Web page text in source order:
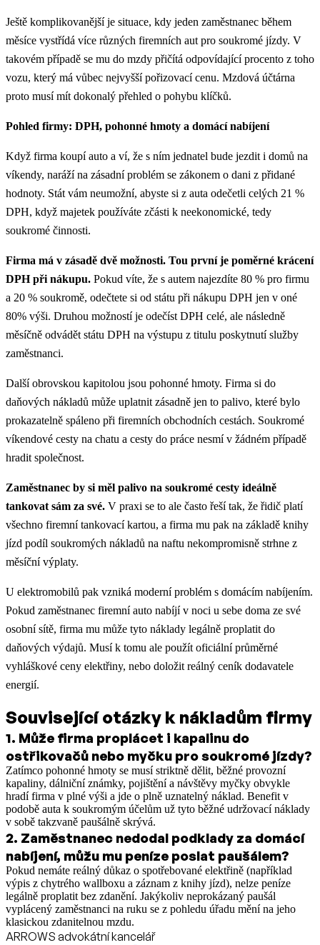
Ještě komplikovanější je situace, kdy jeden zaměstnanec během
měsíce vystřídá více různých firemních aut pro soukromé jízdy. V
takovém případě se mu do mzdy přičítá odpovídající procento z toho
vozu, který má vůbec nejvyšší pořizovací cenu. Mzdová účtárna
proto musí mít dokonalý přehled o pohybu klíčků.
Pohled firmy: DPH, pohonné hmoty a domácí nabíjení
Když firma koupí auto a ví, že s ním jednatel bude jezdit i domů na
víkendy, naráží na zásadní problém se zákonem o dani z přidané
hodnoty. Stát vám neumožní, abyste si z auta odečetli celých 21 %
DPH, když majetek používáte zčásti k neekonomické, tedy
soukromé činnosti.
Firma má v zásadě dvě možnosti. Tou první je poměrné krácení
DPH při nákupu. Pokud víte, že s autem najezdíte 80 % pro firmu
a 20 % soukromě, odečtete si od státu při nákupu DPH jen v oné
80% výši. Druhou možností je odečíst DPH celé, ale následně
měsíčně odvádět státu DPH na výstupu z titulu poskytnutí služby
zaměstnanci.
Další obrovskou kapitolou jsou pohonné hmoty. Firma si do
daňových nákladů může uplatnit zásadně jen to palivo, které bylo
prokazatelně spáleno při firemních obchodních cestách. Soukromé
víkendové cesty na chatu a cesty do práce nesmí v žádném případě
hradit společnost.
Zaměstnanec by si měl palivo na soukromé cesty ideálně
tankovat sám za své. V praxi se to ale často řeší tak, že řidič platí
všechno firemní tankovací kartou, a firma mu pak na základě knihy
jízd podíl soukromých nákladů na naftu nekompromisně strhne z
měsíční výplaty.
U elektromobilů pak vzniká moderní problém s domácím nabíjením.
Pokud zaměstnanec firemní auto nabíjí v noci u sebe doma ze své
osobní sítě, firma mu může tyto náklady legálně proplatit do
daňových výdajů. Musí k tomu ale použít oficiální průměrné
vyhláškové ceny elektřiny, nebo doložit reálný ceník dodavatele
energií.
Související otázky k nákladům firmy
1. Může firma proplácet i kapalinu do
ostřikovačů nebo myčku pro soukromé jízdy?
Zatímco pohonné hmoty se musí striktně dělit, běžné provozní
kapaliny, dálniční známky, pojištění a návštěvy myčky obvykle
hradí firma v plné výši a jde o plně uznatelný náklad. Benefit v
podobě auta k soukromým účelům už tyto běžné udržovací náklady
v sobě takzvaně paušálně skrývá.
2. Zaměstnanec nedodal podklady za domácí
nabíjení, můžu mu peníze poslat paušálem?
Pokud nemáte reálný důkaz o spotřebované elektřině (například
výpis z chytrého wallboxu a záznam z knihy jízd), nelze peníze
legálně proplatit bez zdanění. Jakýkoliv neprokázaný paušál
vyplácený zaměstnanci na ruku se z pohledu úřadu mění na jeho
klasickou zdanitelnou mzdu.
ARROWS advokátní kancelář